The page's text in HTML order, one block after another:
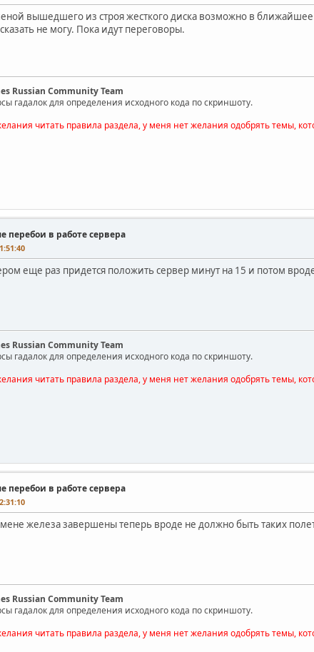
вышедшего из строя жесткого диска возможно в
не могу. Пока идут переговоры.
Russian Community Team
гадалок для определения исходного кода по скриншоту.
читать правила раздела, у меня нет желания одобрять темы,
перебои в работе сервера
еще раз придется положить сервер минут на 15 и потом
Russian Community Team
гадалок для определения исходного кода по скриншоту.
читать правила раздела, у меня нет желания одобрять темы,
перебои в работе сервера
железа завершены теперь вроде не должно быть таких
Russian Community Team
гадалок для определения исходного кода по скриншоту.
читать правила раздела, у меня нет желания одобрять темы,